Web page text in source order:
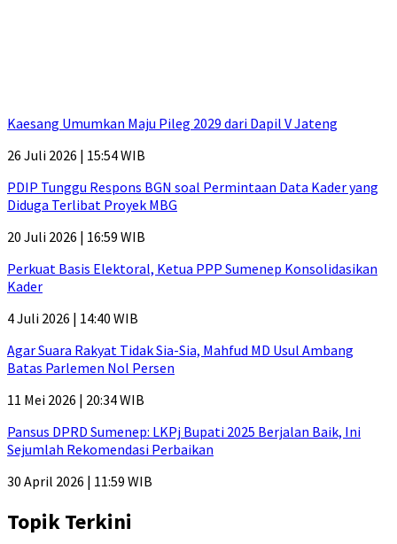
Kaesang Umumkan Maju Pileg 2029 dari Dapil V Jateng
26 Juli 2026 | 15:54 WIB
PDIP Tunggu Respons BGN soal Permintaan Data Kader yang
Diduga Terlibat Proyek MBG
20 Juli 2026 | 16:59 WIB
Perkuat Basis Elektoral, Ketua PPP Sumenep Konsolidasikan
Kader
4 Juli 2026 | 14:40 WIB
Agar Suara Rakyat Tidak Sia-Sia, Mahfud MD Usul Ambang
Batas Parlemen Nol Persen
11 Mei 2026 | 20:34 WIB
Pansus DPRD Sumenep: LKPj Bupati 2025 Berjalan Baik, Ini
Sejumlah Rekomendasi Perbaikan
30 April 2026 | 11:59 WIB
Topik Terkini